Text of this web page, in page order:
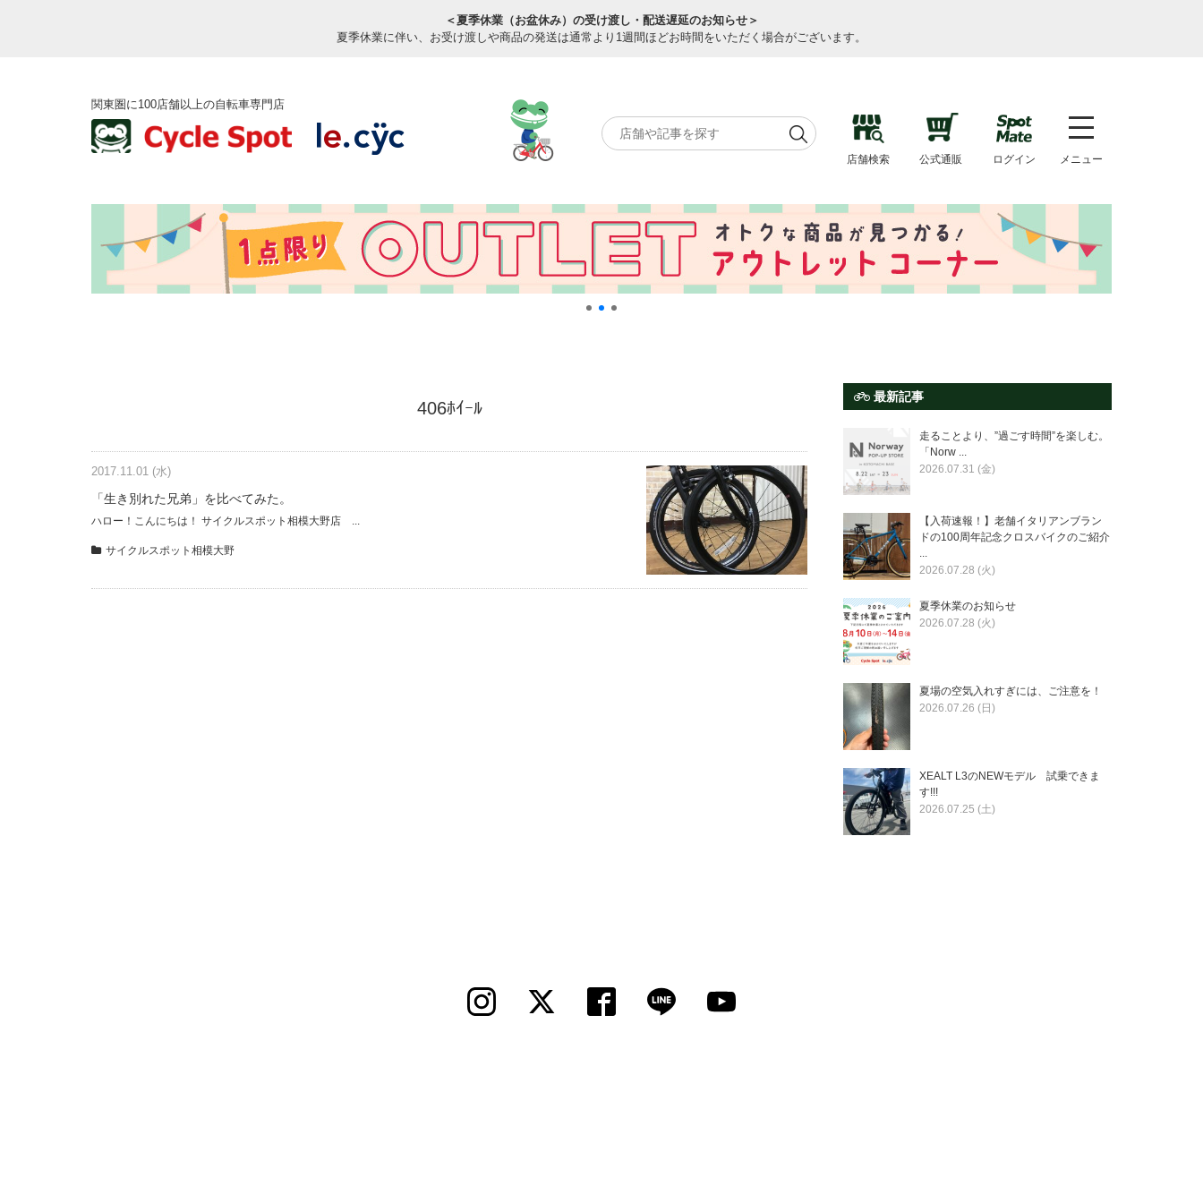
＜夏季休業（お盆休み）の受け渡し・配送遅延のお知らせ＞
夏季休業に伴い、お受け渡しや商品の発送は通常より1週間ほどお時間をいただく場合がございます。
関東圏に100店舗以上の自転車専門店
店舗検索 公式通販 ログイン メニュー
406ﾎｲｰﾙ
2017.11.01 (水)
「生き別れた兄弟」を比べてみた。
ハロー！こんにちは！ サイクルスポット相模大野店 ...
サイクルスポット相模大野
最新記事
走ることより、”過ごす時間”を楽しむ。
「Norw ...
2026.07.31 (金)
【入荷速報！】老舗イタリアンブラン
ドの100周年記念クロスバイクのご紹介
...
2026.07.28 (火)
夏季休業のお知らせ
2026.07.28 (火)
夏場の空気入れすぎには、ご注意を！
2026.07.26 (日)
XEALT L3のNEWモデル 試乗できま
す!!!
2026.07.25 (土)